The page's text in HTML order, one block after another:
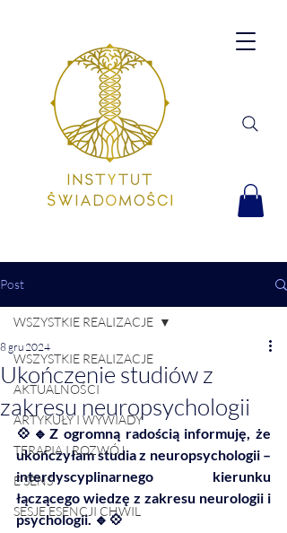
Post
WSZYSTKIE REALIZACJE
AKTUALNOŚCI
ARTYKUŁY I WYWIADY
TERAPIA I ROZWÓJ
E SENS
SESJE ESENCJI CHWIL
WSZYSTKIE REALIZACJE
Ukończenie studiów z
zakresu neuropsychologii
8 gru 2024
💠🔹Z ogromną radością informuję, że
ukończyłam studia z neuropsychologii –
interdyscyplinarnego kierunku
łączącego wiedzę z zakresu neurologii i
psychologii. 🔹💠